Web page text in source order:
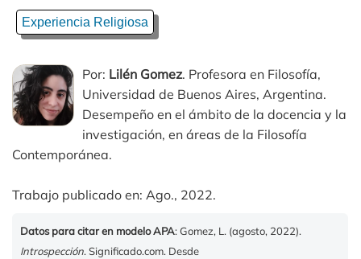
Experiencia Religiosa
Por: Lilén Gomez. Profesora en Filosofía,
Universidad de Buenos Aires, Argentina.
Desempeño en el ámbito de la docencia y la
investigación, en áreas de la Filosofía
Contemporánea.
Trabajo publicado en: Ago., 2022.
Datos para citar en modelo APA: Gomez, L. (agosto, 2022).
Introspección. Significado.com. Desde